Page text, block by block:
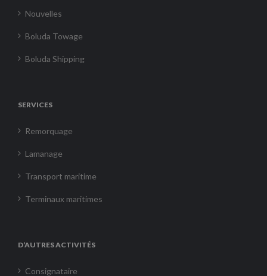
Nouvelles
Boluda Towage
Boluda Shipping
SERVICES
Remorquage
Lamanage
Transport maritime
Terminaux maritimes
D’AUTRES ACTIVITÉS
Consignataire